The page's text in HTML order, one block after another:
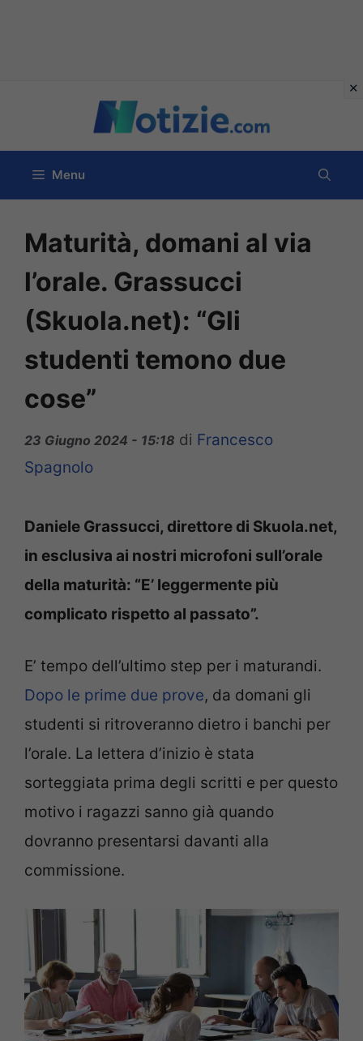
contenuto
Menu
Maturità, domani al via
l’orale. Grassucci
(Skuola.net): “Gli
studenti temono due
cose”
23 Giugno 2024 - 15:18 di Francesco
Spagnolo
Daniele Grassucci, direttore di Skuola.net,
in esclusiva ai nostri microfoni sull’orale
della maturità: “E’ leggermente più
complicato rispetto al passato”.
E’ tempo dell’ultimo step per i maturandi.
Dopo le prime due prove, da domani gli
studenti si ritroveranno dietro i banchi per
l’orale. La lettera d’inizio è stata
sorteggiata prima degli scritti e per questo
motivo i ragazzi sanno già quando
dovranno presentarsi davanti alla
commissione.